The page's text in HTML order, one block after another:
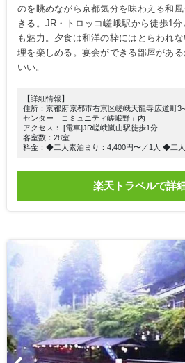
のを眺めながら京都気分を味わえる和
きる。JR・トロッコ嵯峨駅から徒歩1
も魅力。夕食は和洋の枠にはとらわれ
理を楽しめる。宴会ができる部屋があ
いい。
【詳細情報】
住所：京都府京都市右京区嵯峨天龍寺広道町
センター「コミュニティ嵯峨野」内
アクセス： [電車]JR嵯峨嵐山駅徒歩1分
客室数：28室
料金：◆二人素泊まり：4,400円〜／1人 ◆二人
楽天トラベルで詳